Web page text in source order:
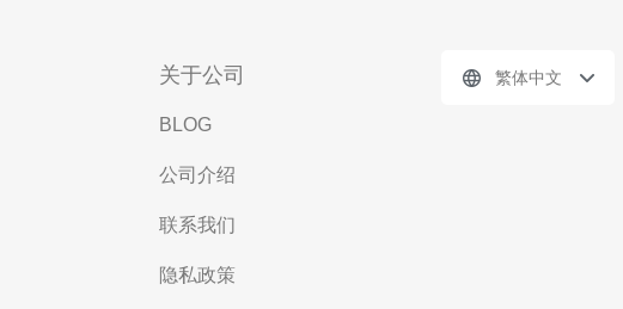
关于公司
BLOG
公司介绍
联系我们
隐私政策
繁体中文